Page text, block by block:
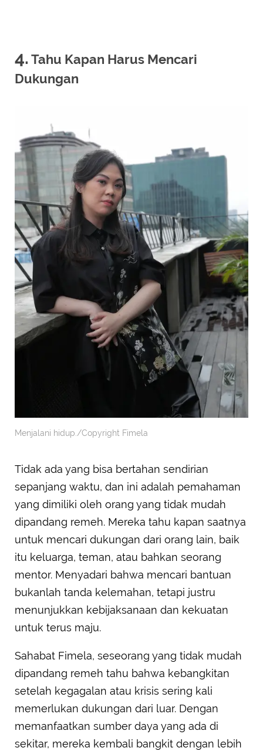
4. Tahu Kapan Harus Mencari
Dukungan
Menjalani hidup./Copyright Fimela
Tidak ada yang bisa bertahan sendirian
sepanjang waktu, dan ini adalah pemahaman
yang dimiliki oleh orang yang tidak mudah
dipandang remeh. Mereka tahu kapan saatnya
untuk mencari dukungan dari orang lain, baik
itu keluarga, teman, atau bahkan seorang
mentor. Menyadari bahwa mencari bantuan
bukanlah tanda kelemahan, tetapi justru
menunjukkan kebijaksanaan dan kekuatan
untuk terus maju.
Sahabat Fimela, seseorang yang tidak mudah
dipandang remeh tahu bahwa kebangkitan
setelah kegagalan atau krisis sering kali
memerlukan dukungan dari luar. Dengan
memanfaatkan sumber daya yang ada di
sekitar, mereka kembali bangkit dengan lebih